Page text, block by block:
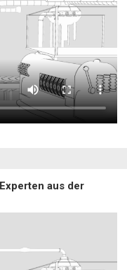
aus der